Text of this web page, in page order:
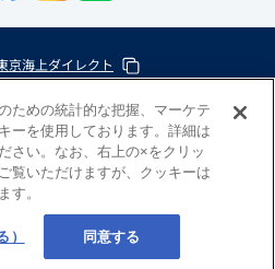
京海上ダイレクト
海上日動あんしん生命
ための統計的な把握、マーケテ
ーを使用しております。詳細は
さい。なお、右上の×をクリッ
覧いただけますが、クッキーは
す。
） 同意する